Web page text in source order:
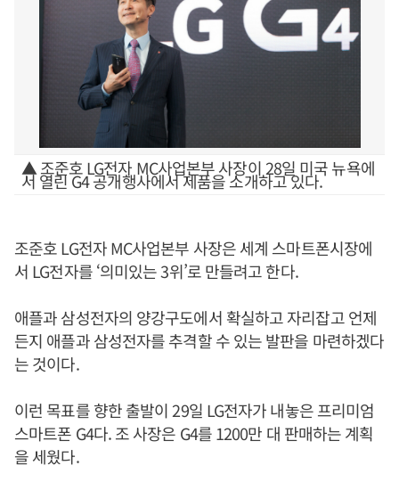
▲ 조준호 LG전자 MC사업본부 사장이 28일 미국 뉴욕에
서 열린 G4 공개행사에서 제품을 소개하고 있다.
조준호 LG전자 MC사업본부 사장은 세계 스마트폰시장에
서 LG전자를 ‘의미있는 3위’로 만들려고 한다.
애플과 삼성전자의 양강구도에서 확실하고 자리잡고 언제
든지 애플과 삼성전자를 추격할 수 있는 발판을 마련하겠다
는 것이다.
이런 목표를 향한 출발이 29일 LG전자가 내놓은 프리미엄
스마트폰 G4다. 조 사장은 G4를 1200만 대 판매하는 계획
을 세웠다.